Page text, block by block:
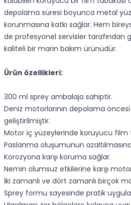
depolama süresi boyunca metal
korunmasına katkı sağlar. Hem
de profesyonel servisler tarafından
kaliteli bir marin bakım ürünüdür.
Ürün özellikleri:
300 ml sprey ambalaja sahiptir.
Deniz motorlarının depolama
geliştirilmiştir.
Motor iç yüzeylerinde koruyucu film
Paslanma oluşumunun
Korozyona karşı koruma sağlar.
Nemin olumsuz etkilerine karşı
İki zamanlı ve dört zamanlı birçok
Sprey formu sayesinde pratik